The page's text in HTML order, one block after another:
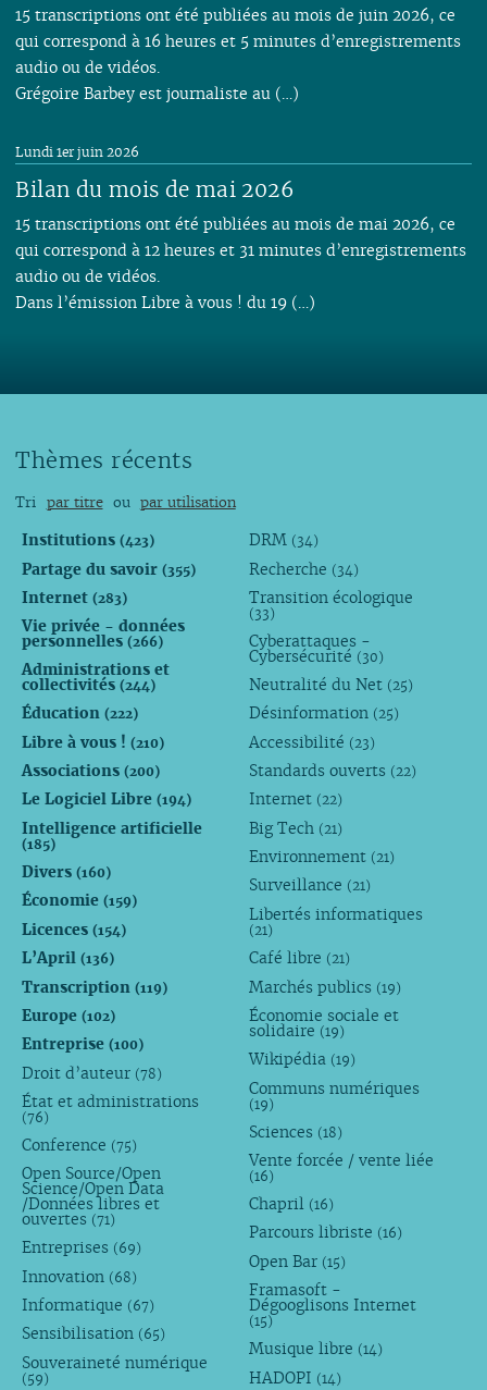
15 transcriptions ont été publiées au mois de juin 2026, ce
qui correspond à 16 heures et 5 minutes d’enregistrements
audio ou de vidéos.
Grégoire Barbey est journaliste au (…)
Bilan du mois de mai 2026
Lundi 1er juin 2026
15 transcriptions ont été publiées au mois de mai 2026, ce
qui correspond à 12 heures et 31 minutes d’enregistrements
audio ou de vidéos.
Dans l’émission Libre à vous ! du 19 (…)
Thèmes récents
Tri par titre ou par utilisation
Institutions (423)
Partage du savoir (355)
Internet (283)
Vie privée - données
personnelles (266)
Administrations et
collectivités (244)
Éducation (222)
Libre à vous ! (210)
Associations (200)
Le Logiciel Libre (194)
Intelligence artificielle
(185)
Divers (160)
Économie (159)
Licences (154)
L’April (136)
Transcription (119)
Europe (102)
Entreprise (100)
Droit d’auteur (78)
État et administrations
(76)
Conference (75)
Open Source/Open
Science/Open Data
/Données libres et
ouvertes (71)
Entreprises (69)
Innovation (68)
Informatique (67)
Sensibilisation (65)
Souveraineté numérique
(59)
DRM (34)
Recherche (34)
Transition écologique
(33)
Cyberattaques -
Cybersécurité (30)
Neutralité du Net (25)
Désinformation (25)
Accessibilité (23)
Standards ouverts (22)
Internet (22)
Big Tech (21)
Environnement (21)
Surveillance (21)
Libertés informatiques
(21)
Café libre (21)
Marchés publics (19)
Économie sociale et
solidaire (19)
Wikipédia (19)
Communs numériques
(19)
Sciences (18)
Vente forcée / vente liée
(16)
Chapril (16)
Parcours libriste (16)
Open Bar (15)
Framasoft -
Dégooglisons Internet
(15)
Musique libre (14)
HADOPI (14)